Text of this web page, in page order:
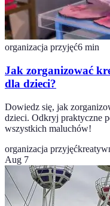
organizacja przyjęć6 min
Jak zorganizować
dla dzieci?
Dowiedz się, jak
dzieci. Odkryj praktyczne
wszystkich maluchów!
organizacja przyjęć
Aug 7